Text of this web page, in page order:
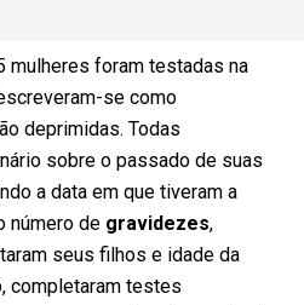
mulheres foram testadas na
se como
deprimidas. Todas
sobre o passado de suas
a data em que tiveram a
número de gravidezes,
seus filhos e idade da
completaram testes